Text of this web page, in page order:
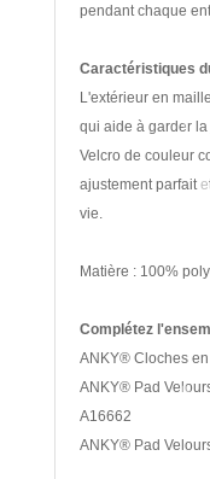
pendant chaque
Caractéristiques
L'extérieur en
qui aide à garder
Velcro de couleur
ajustement parfait
vie.
Matière : 100%
Complétez
ANKY® Cloches
ANKY® Pad
A16662
ANKY® Pad